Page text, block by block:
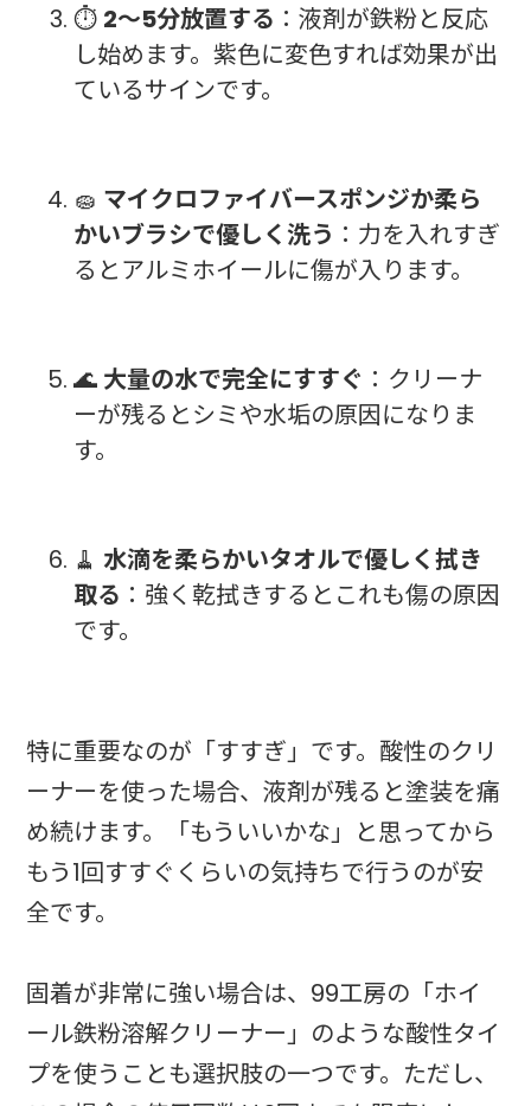
⏱️ 2〜5分放置する ：液剤が鉄粉と反応
し始めます。紫色に変色すれば効果が出
ているサインです。
🧽 マイクロファイバースポンジか柔ら
かいブラシで優しく洗う ：力を入れすぎ
るとアルミホイールに傷が入ります。
🌊 大量の水で完全にすすぐ ：クリーナ
ーが残るとシミや水垢の原因になりま
す。
🧹 水滴を柔らかいタオルで優しく拭き
取る ：強く乾拭きするとこれも傷の原因
です。
特に重要なのが「すすぎ」です。酸性のクリ
ーナーを使った場合、液剤が残ると塗装を痛
め続けます。「もういいかな」と思ってから
もう1回すすぐくらいの気持ちで行うのが安
全です。
固着が非常に強い場合は、99工房の「ホイ
ール鉄粉溶解クリーナー」のような酸性タイ
プを使うことも選択肢の一つです。ただし、